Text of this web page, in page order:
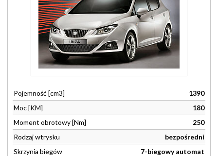
Pojemność [cm3]
1390
Moc [KM]
180
Moment obrotowy [Nm]
250
Rodzaj wtrysku
bezpośredni
Skrzynia biegów
7-biegowy automat